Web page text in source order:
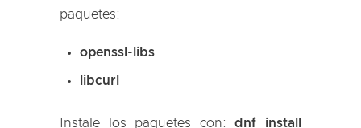
paquetes:
openssl-libs
libcurl
Instale los paquetes con:dnf install